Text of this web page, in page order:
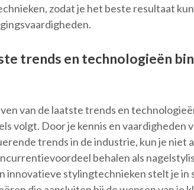
zodat je het beste resultaat
trends en technologieën
van de laatste trends en
volgt. Door je kennis en vaardigheden
trends in de industrie, kun je niet
behalen als
innovatieve stylingtechnieken stelt je in